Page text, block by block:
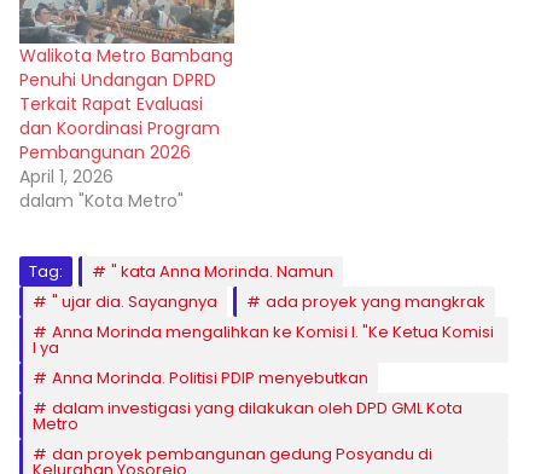
Walikota Metro Bambang
Penuhi Undangan DPRD
Terkait Rapat Evaluasi
dan Koordinasi Program
Pembangunan 2026
April 1, 2026
dalam "Kota Metro"
Tag:
" kata Anna Morinda. Namun
" ujar dia. Sayangnya
ada proyek yang mangkrak
Anna Morinda mengalihkan ke Komisi I. "Ke Ketua Komisi
I ya
Anna Morinda. Politisi PDIP menyebutkan
dalam investigasi yang dilakukan oleh DPD GML Kota
Metro
dan proyek pembangunan gedung Posyandu di